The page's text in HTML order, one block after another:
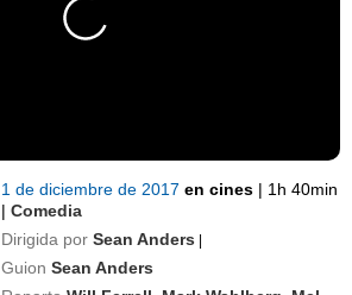
1 de diciembre de 2017en cines | 1h 40min
| Comedia
Dirigida por Sean Anders |
Guion Sean Anders